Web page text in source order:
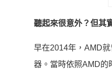
聽起來很意外？但其
早在2014年，AMD
器。當時依照AMD的